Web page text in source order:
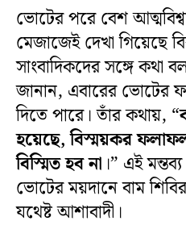
ভোটের পরে বেশ
মেজাজেই দেখা গিয়েছে
সাংবাদিকদের সঙ্গে কথা
জানান, এবারের
দিতে পারে। তাঁর কথায়, “
হয়েছে, বিস্ময়কর
বিস্মিত হব না ।” এই
ভোটের ময়দানে বাম
যথেষ্ট আশাবাদী।